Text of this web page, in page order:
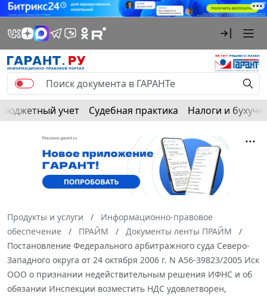
Бюджетный учет Судебная практика Налоги и
Продукты и услуги
Информационно-правовое
обеспечение
ПРАЙМ
Документы ленты ПРАЙМ
Постановление Федерального арбитражного суда Северо-
Западного округа от 24 октября 2006 г. N А56-39823/2005 Иск
ООО о признании недействительным решения ИФНС и об
обязании Инспекции возместить НДС удовлетворен,